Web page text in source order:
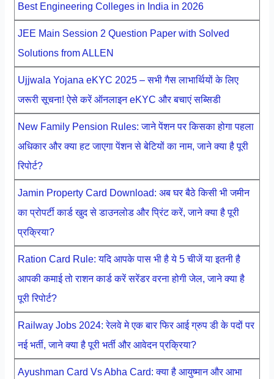
Best Engineering Colleges in India in 2026
JEE Main Session 2 Question Paper with Solved
Solutions from ALLEN
Ujjwala Yojana eKYC 2025 – सभी गैस लाभार्थियों के लिए
जरूरी सूचना! ऐसे करें ऑनलाइन eKYC और बचाएं सब्सिडी
New Family Pension Rules: जाने पेंशन पर किसका होगा पहला
अधिकार और क्या हट जाएगा पेंशन से बेटियों का नाम, जाने क्या है पूरी
रिपोर्ट?
Jamin Property Card Download: अब घर बैठे किसी भी जमीन
का प्रोपर्टी कार्ड खुद से डाउनलोड और प्रिंट करें, जाने क्या है पूरी
प्रक्रिया?
Ration Card Rule: यदि आपके पास भी है ये 5 चीजें या इतनी है
आपकी कमाई तो राशन कार्ड करें सरेंडर वरना होगी जेल, जाने क्या है
पूरी रिपोर्ट?
Railway Jobs 2024: रेलवे मे एक बार फिर आई ग्रुप डी के पदों पर
नई भर्ती, जाने क्या है पूरी भर्ती और आवेदन प्रक्रिया?
Ayushman Card Vs Abha Card: क्या है आयुष्मान और आभा